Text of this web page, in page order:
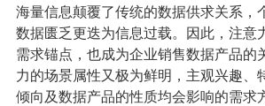
海量信息颠覆了传统的数据供求关系，
数据匮乏更迭为信息过载。因此，注意
需求锚点，也成为企业销售数据产品的
力的场景属性又极为鲜明，主观兴趣、
倾向及数据产品的性质均会影响的需求